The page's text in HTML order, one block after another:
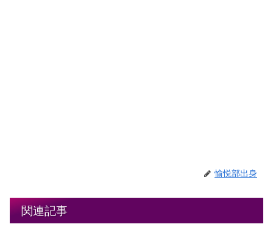
愉悦部出身
関連記事